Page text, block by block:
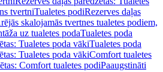
tvertniTualetes podiRezerves daļas
skalojamās tvertnes tualetes podiem,
uz tualetes podaTualetes poda
Tualetes poda vākiTualetes poda
Tualetes poda vākiComfort tualetes
Comfort tualetes podiPaaugstināti